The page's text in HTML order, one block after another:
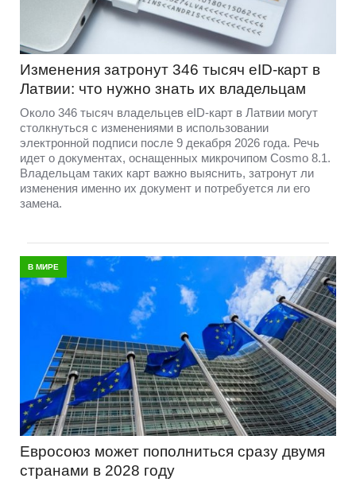
Изменения затронут 346 тысяч eID-карт в
Латвии: что нужно знать их владельцам
Около 346 тысяч владельцев eID-карт в Латвии могут
столкнуться с изменениями в использовании
электронной подписи после 9 декабря 2026 года. Речь
идет о документах, оснащенных микрочипом Cosmo 8.1.
Владельцам таких карт важно выяснить, затронут ли
изменения именно их документ и потребуется ли его
замена.
В МИРЕ
Евросоюз может пополниться сразу двумя
странами в 2028 году